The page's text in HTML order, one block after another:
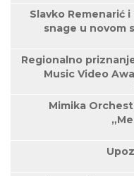
Slavko Remenarić
snage u novom
Regionalno
Music Video
Mimika